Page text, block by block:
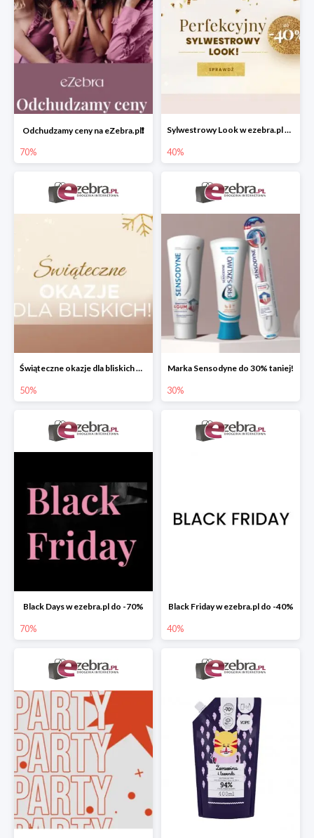
Odchudzamy ceny na eZebra.pl❗️
70%
Sylwestrowy Look w ezebra.pl do -40%
40%
Świąteczne okazje dla bliskich w ezebra.pl do -50%
50%
Marka Sensodyne do 30% taniej!
30%
Black Days w ezebra.pl do -70%
70%
Black Friday w ezebra.pl do -40%
40%